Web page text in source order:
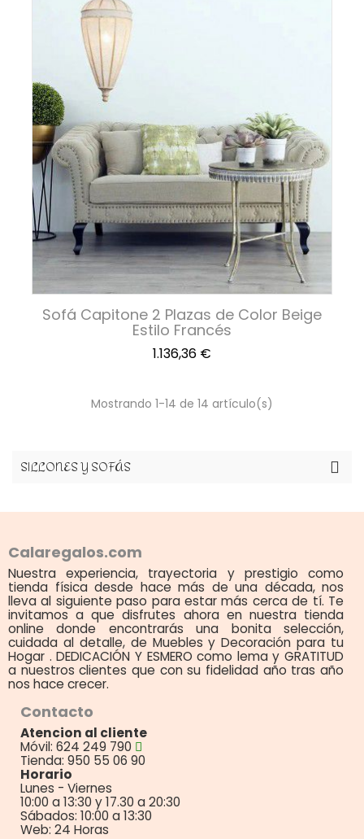
Sofá Capitone 2 Plazas de Color Beige
Estilo Francés
Precio
1.136,36 €
Mostrando 1-14 de 14 artículo(s)
SILLONES Y SOFÁS
Calaregalos.com
Nuestra experiencia, trayectoria y prestigio como
tienda física desde hace más de una década, nos
lleva al siguiente paso para estar más cerca de tí. Te
invitamos a que disfrutes ahora en nuestra tienda
online donde encontrarás una bonita selección,
cuidada al detalle, de Muebles y Decoración para tu
Hogar . DEDICACIÓN Y ESMERO como lema y GRATITUD
a nuestros clientes que con su fidelidad año tras año
nos hace crecer.
Contacto
Atencion al cliente
Móvil: 624 249 790
Tienda: 950 55 06 90
Horario
Lunes - Viernes
10:00 a 13:30 y 17.30 a 20:30
Sábados: 10:00 a 13:30
Web: 24 Horas